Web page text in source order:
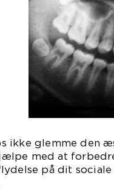
ikke glemme den
med at
på dit